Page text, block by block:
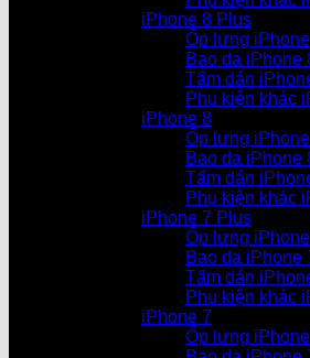
iPhone 8 Plus
Ốp lưng
Bao da iPhone
Tấm dán
Phụ kiện khác
iPhone 8
Ốp lưng
Bao da iPhone
Tấm dán
Phụ kiện khác
iPhone 7 Plus
Ốp lưng
Bao da iPhone
Tấm dán
Phụ kiện khác
iPhone 7
Ốp lưng